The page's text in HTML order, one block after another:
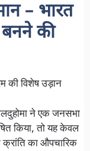
– भारत
बनने की
की विशेष उड़ान
ने एक जनसभा
किया, तो यह केवल
का औपचारिक